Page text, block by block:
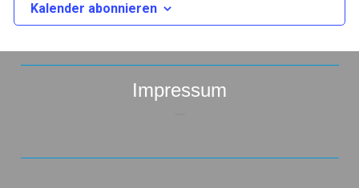
Kalender abonnieren
Impressum